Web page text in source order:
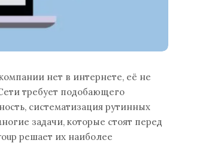
нет в интернете, её не
требует подобающего
систематизация рутинных
задачи, которые стоят перед
решает их наиболее